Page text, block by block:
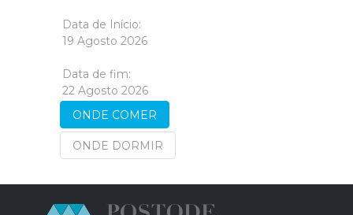
Data de Início:
19 Agosto 2026
Data de fim:
22 Agosto 2026
ONDE COMER
ONDE DORMIR